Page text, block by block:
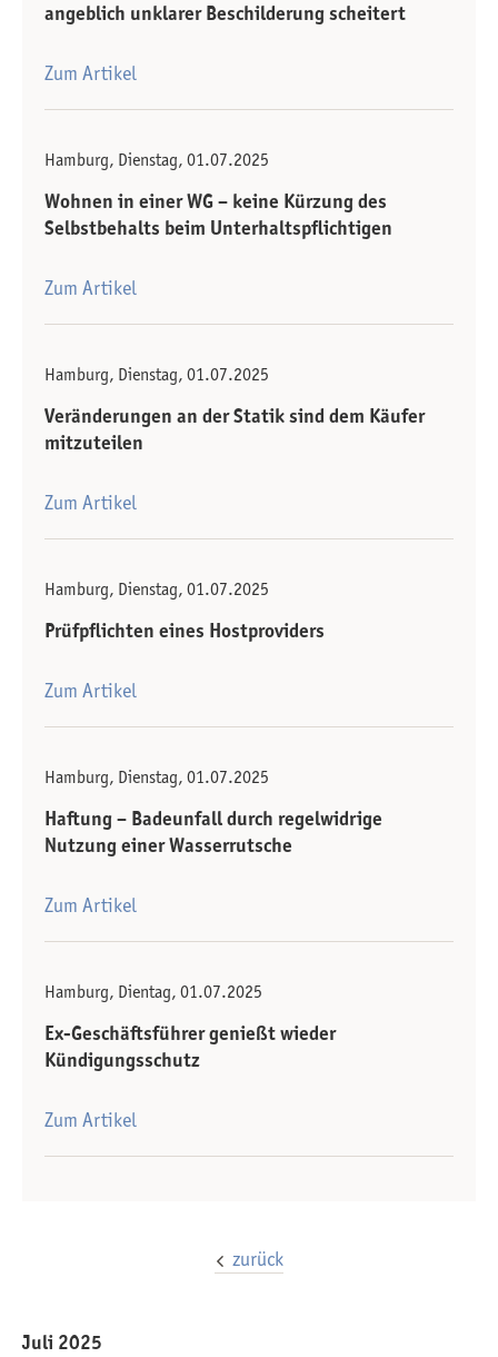
angeblich unklarer Beschilderung scheitert
Zum Artikel
Hamburg, Dienstag, 01.07.2025
Wohnen in einer WG – keine Kürzung des
Selbstbehalts beim Unterhalts­pflichtigen
Zum Artikel
Hamburg, Dienstag, 01.07.2025
Veränderungen an der Statik sind dem Käufer
mitzuteilen
Zum Artikel
Hamburg, Dienstag, 01.07.2025
Prüfpflichten eines Hostproviders
Zum Artikel
Hamburg, Dienstag, 01.07.2025
Haftung – Badeunfall durch regelwidrige
Nutzung einer Wasserrutsche
Zum Artikel
Hamburg, Dientag, 01.07.2025
Ex-Geschäfts­führer genießt wieder
Kündigungsschutz
Zum Artikel
zurück
Juli 2025